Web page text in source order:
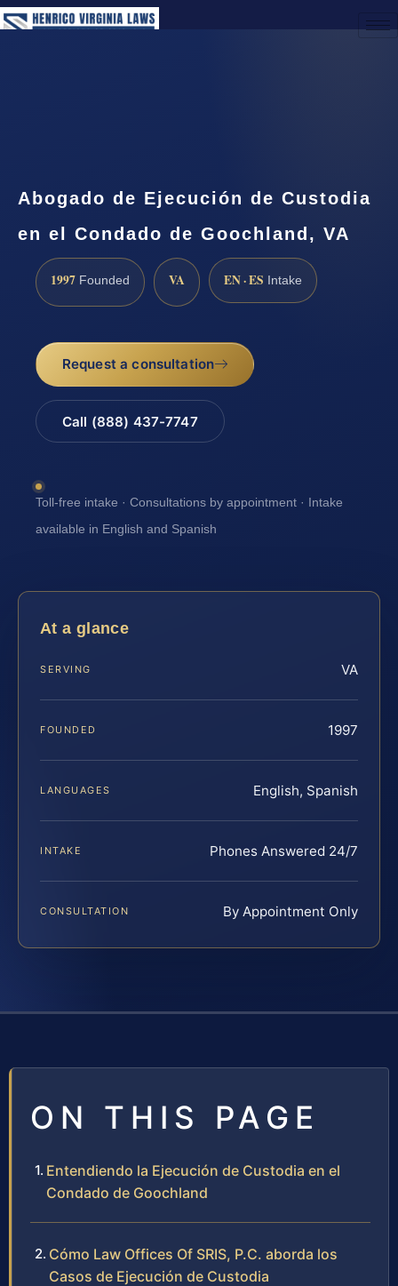
Abogado de Ejecución de Custodia
en el Condado de Goochland, VA
1997 Founded VA EN · ES Intake
Request a consultation
Call (888) 437-7747
Toll-free intake · Consultations by appointment · Intake
available in English and Spanish
At a glance
SERVING VA
FOUNDED 1997
LANGUAGES English, Spanish
INTAKE Phones Answered 24/7
CONSULTATION By Appointment Only
ON THIS PAGE
Entendiendo la Ejecución de Custodia en el
Condado de Goochland
Cómo Law Offices Of SRIS, P.C. aborda los
Casos de Ejecución de Custodia